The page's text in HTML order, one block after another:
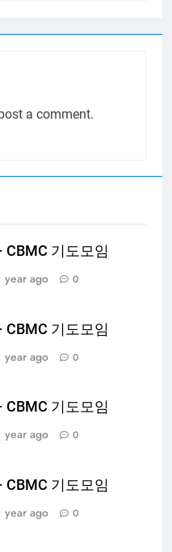
a comment.
CBMC 기도모임
year ago 0
CBMC 기도모임
year ago 0
CBMC 기도모임
year ago 0
CBMC 기도모임
year ago 0